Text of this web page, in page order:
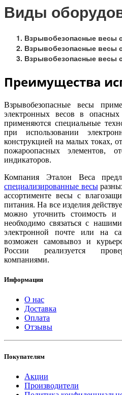
Виды
Взрывобезопасные весы
Взрывобезопасные весы
Взрывобезопасные весы
Преимущества
Взрывобезопасные весы
электронных весов в
применяются специальные
при использовании
конструкцией на малых токах,
пожароопасных элементов,
индикаторов.
Компания Эталон Веса
специализированные весы
ассортименте весы с
питания. На все изделия
можно уточнить стоимость и
необходимо связаться с
электронной почте или на
возможен самовывоз и
России реализуется
компаниями.
Информация
О нас
Доставка
Оплата
Отзывы
Покупателям
Акции
Производители